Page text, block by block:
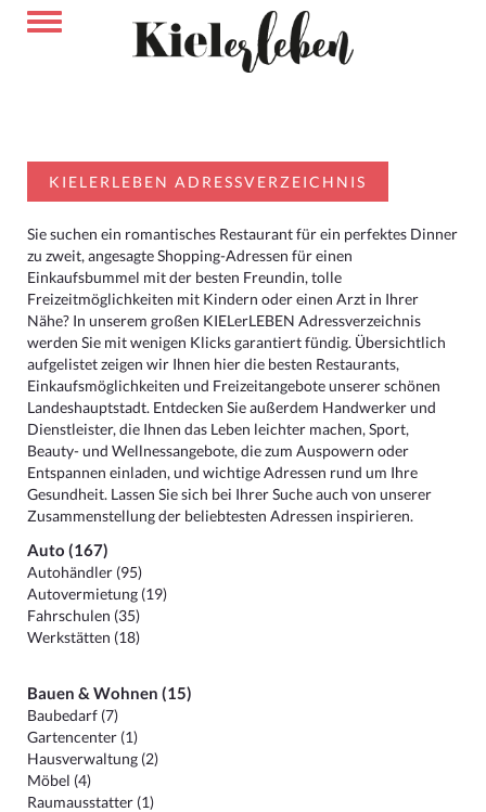
KIELERLEBEN ADRESSVERZEICHNIS
Sie suchen ein romantisches Restaurant für ein perfektes Dinner
zu zweit, angesagte Shopping-Adressen für einen
Einkaufsbummel mit der besten Freundin, tolle
Freizeitmöglichkeiten mit Kindern oder einen Arzt in Ihrer
Nähe? In unserem großen KIELerLEBEN Adressverzeichnis
werden Sie mit wenigen Klicks garantiert fündig. Übersichtlich
aufgelistet zeigen wir Ihnen hier die besten Restaurants,
Einkaufsmöglichkeiten und Freizeitangebote unserer schönen
Landeshauptstadt. Entdecken Sie außerdem Handwerker und
Dienstleister, die Ihnen das Leben leichter machen, Sport,
Beauty- und Wellnessangebote, die zum Auspowern oder
Entspannen einladen, und wichtige Adressen rund um Ihre
Gesundheit. Lassen Sie sich bei Ihrer Suche auch von unserer
Zusammenstellung der beliebtesten Adressen inspirieren.
Auto (167)
Autohändler (95)
Autovermietung (19)
Fahrschulen (35)
Werkstätten (18)
Bauen & Wohnen (15)
Baubedarf (7)
Gartencenter (1)
Hausverwaltung (2)
Möbel (4)
Raumausstatter (1)